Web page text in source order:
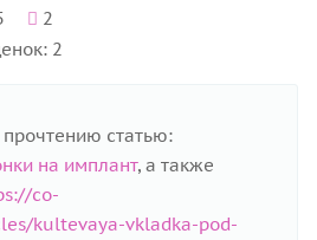
2
2
статью:
на имплант, а также
co-
kultevaya-vkladka-pod-